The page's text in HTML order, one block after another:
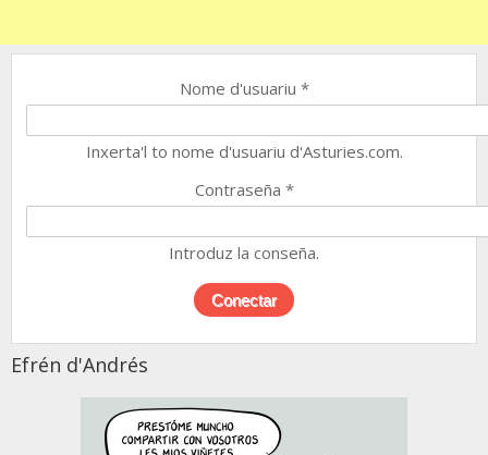
Nome d'usuariu *
Inxerta'l to nome d'usuariu d'Asturies.com.
Contraseña *
Introduz la conseña.
Efrén d'Andrés